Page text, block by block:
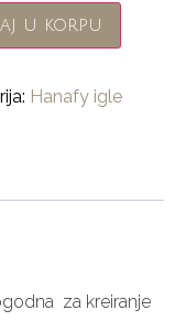
u korpu
Hanafy igle
za kreiranje